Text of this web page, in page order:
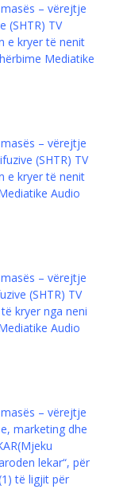
– vërejtje
(SHTR) TV
e kryer të nenit
Mediatike
– vërejtje
(SHTR) ТV
e kryer të nenit
Audio
– vërejtje
(SHTR) ТV
kryer nga neni
Audio
– vërejtje
marketing dhe
lekar“, për
të ligjit për